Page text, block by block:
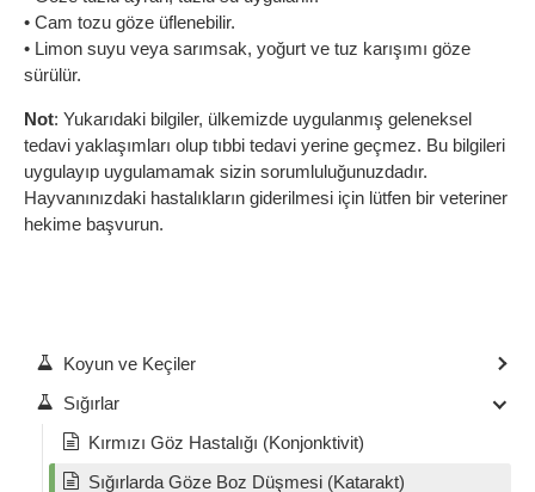
• Cam tozu göze üflenebilir.
• Limon suyu veya sarımsak, yoğurt ve tuz karışımı göze
sürülür.
Not: Yukarıdaki bilgiler, ülkemizde uygulanmış geleneksel
tedavi yaklaşımları olup tıbbi tedavi yerine geçmez. Bu bilgileri
uygulayıp uygulamamak sizin sorumluluğunuzdadır.
Hayvanınızdaki hastalıkların giderilmesi için lütfen bir veteriner
hekime başvurun.
Koyun ve Keçiler
Sığırlar
Kırmızı Göz Hastalığı (Konjonktivit)
Sığırlarda Göze Boz Düşmesi (Katarakt)